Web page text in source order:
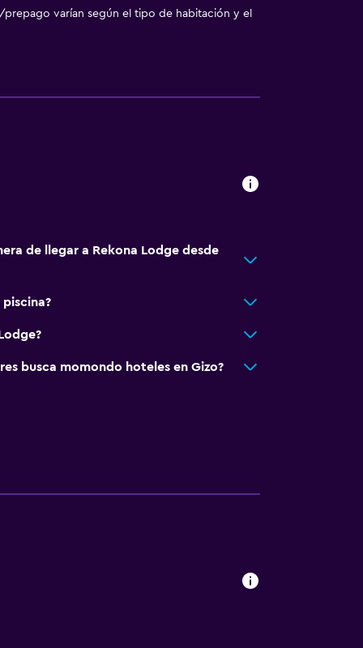
varían según el tipo de habitación y el
de llegar a Rekona Lodge desde
piscina?
busca momondo hoteles en Gizo?